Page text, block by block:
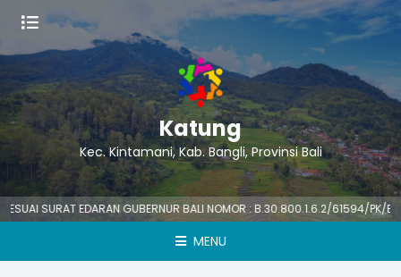
Katung
Kec. Kintamani, Kab. Bangli, Provinsi Bali
SURAT EDARAN GUBERNUR BALI NOMOR : B.30.800.1.6.2/61594/PK/BKPSDM
MENU